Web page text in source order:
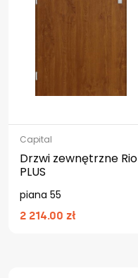
Capital
Drzwi zewnętrzne Rio
PLUS
piana 55
2 214.00 zł